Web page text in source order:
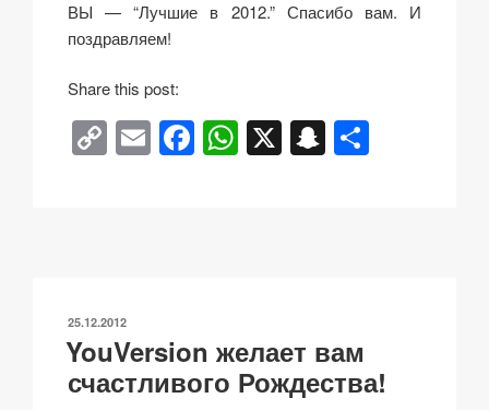
ВЫ — “Лучшие в 2012.” Спасибо вам. И
поздравляем!
Share this post:
C
o
n
k
E
m
F
a
o
k
W
h
p
X S
n
at
ОПУБЛИКОВАНО
25.12.2012
YouVersion желает вам
счастливого Рождества!